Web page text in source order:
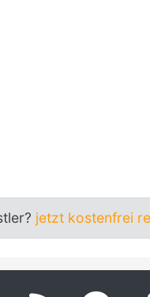
jetzt kostenfrei